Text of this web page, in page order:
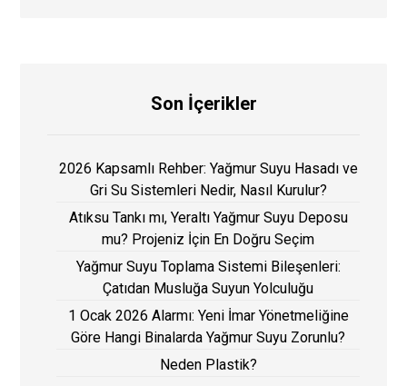
Son İçerikler
2026 Kapsamlı Rehber: Yağmur Suyu Hasadı ve
Gri Su Sistemleri Nedir, Nasıl Kurulur?
Atıksu Tankı mı, Yeraltı Yağmur Suyu Deposu
mu? Projeniz İçin En Doğru Seçim
Yağmur Suyu Toplama Sistemi Bileşenleri:
Çatıdan Musluğa Suyun Yolculuğu
1 Ocak 2026 Alarmı: Yeni İmar Yönetmeliğine
Göre Hangi Binalarda Yağmur Suyu Zorunlu?
Neden Plastik?